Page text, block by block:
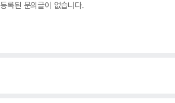
등록된 문의글이 없습니다.